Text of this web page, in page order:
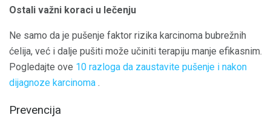
Ostali važni koraci u lečenju
Ne samo da je pušenje faktor rizika karcinoma bubrežnih
ćelija, već i dalje pušiti može učiniti terapiju manje efikasnim.
Pogledajte ove 10 razloga da zaustavite pušenje i nakon
dijagnoze karcinoma .
Prevencija